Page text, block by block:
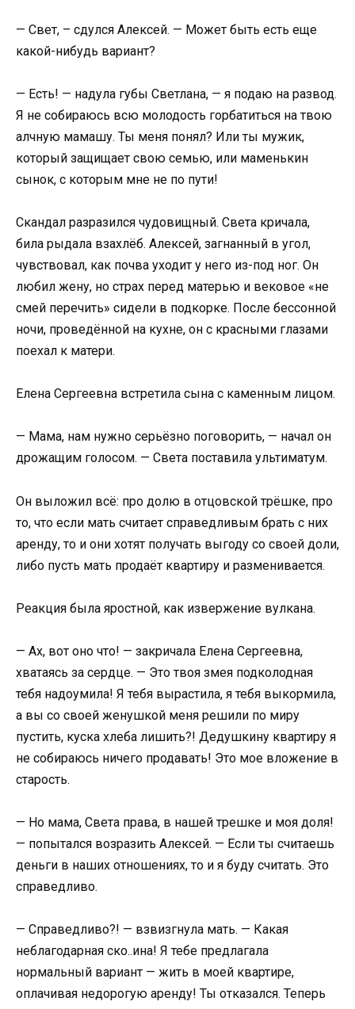
— Свет, – сдулся Алексей. — Может быть есть еще
какой-нибудь вариант?
— Есть! — надула губы Светлана, — я подаю на развод.
Я не собираюсь всю молодость горбатиться на твою
алчную мамашу. Ты меня понял? Или ты мужик,
который защищает свою семью, или маменькин
сынок, с которым мне не по пути!
Скандал разразился чудовищный. Света кричала,
била рыдала взахлёб. Алексей, загнанный в угол,
чувствовал, как почва уходит у него из-под ног. Он
любил жену, но страх перед матерью и вековое «не
смей перечить» сидели в подкорке. После бессонной
ночи, проведённой на кухне, он с красными глазами
поехал к матери.
Елена Сергеевна встретила сына с каменным лицом.
— Мама, нам нужно серьёзно поговорить, — начал он
дрожащим голосом. — Света поставила ультиматум.
Он выложил всё: про долю в отцовской трёшке, про
то, что если мать считает справедливым брать с них
аренду, то и они хотят получать выгоду со своей доли,
либо пусть мать продаёт квартиру и разменивается.
Реакция была яростной, как извержение вулкана.
— Ах, вот оно что! — закричала Елена Сергеевна,
хватаясь за сердце. — Это твоя змея подколодная
тебя надоумила! Я тебя вырастила, я тебя выкормила,
а вы со своей женушкой меня решили по миру
пустить, куска хлеба лишить?! Дедушкину квартиру я
не собираюсь ничего продавать! Это мое вложение в
старость.
— Но мама, Света права, в нашей трешке и моя доля!
— попытался возразить Алексей. — Если ты считаешь
деньги в наших отношениях, то и я буду считать. Это
справедливо.
— Справедливо?! — взвизгнула мать. — Какая
неблагодарная ско..ина! Я тебе предлагала
нормальный вариант — жить в моей квартире,
оплачивая недорогую аренду! Ты отказался. Теперь